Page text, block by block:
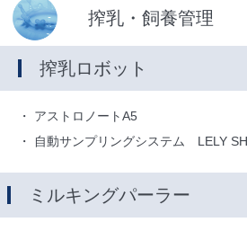
搾乳・飼養管理
搾乳ロボット
アストロノートA5
自動サンプリングシステム LELY
ミルキングパーラー